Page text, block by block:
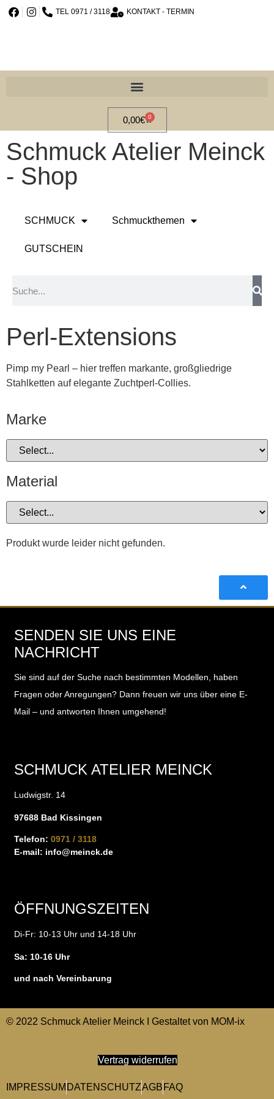
TEL 0971 / 3118 KONTAKT - TERMIN
0,00€ 0
Schmuck Atelier Meinck
- Shop
SCHMUCK Schmuckthemen
GUTSCHEIN
Perl-Extensions
Pimp my Pearl – hier treffen markante, großgliedrige
Stahlketten auf elegante Zuchtperl-Collies.
Marke
Material
Produkt wurde leider nicht gefunden.
SENDEN SIE UNS EINE
NACHRICHT
Sie sind auf der Suche nach bestimmten Modellen, haben
Fragen oder Anregungen? Dann freuen wir uns über eine E-
Mail – und antworten Ihnen umgehend!
SCHMUCK ATELIER MEINCK
Ludwigstr. 14
97688 Bad Kissingen
Telefon: 0971 / 3118
E-mail: info@meinck.de
ÖFFNUNGSZEITEN
Di-Fr: 10-13 Uhr und 14-18 Uhr
Sa: 10-16 Uhr
und nach Vereinbarung
© 2022 Schmuck Atelier Meinck I Gestaltet von MOM-ix
Vertrag widerrufen
IMPRESSUM DATENSCHUTZAGB FAQ